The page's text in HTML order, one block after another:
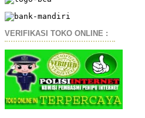
VERIFIKASI TOKO ONLINE :